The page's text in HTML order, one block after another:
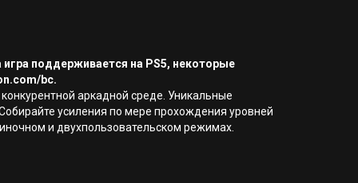
поддерживается на PS5, некоторые
bc.
аркадной среде. Уникальные
усиления по мере прохождения уровней
и двухпользовательском режимах.